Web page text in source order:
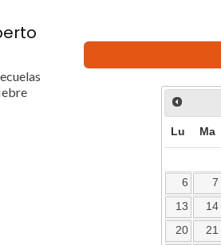
Lu Ma
6
7
13
14
20
21